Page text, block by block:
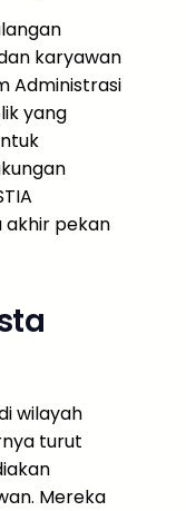
karyawan
Administrasi
yang
akhir pekan
wilayah
turut
Mereka